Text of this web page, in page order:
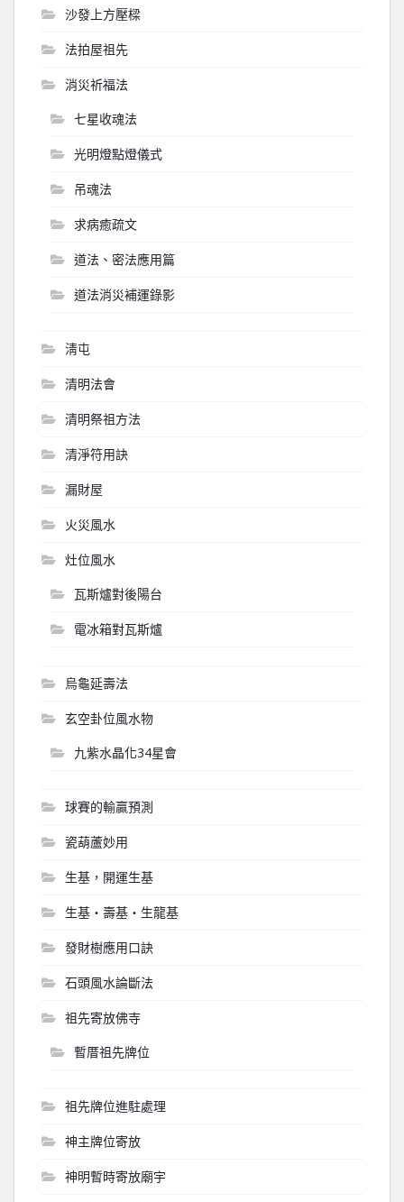
沙發上方壓樑
法拍屋祖先
消災祈福法
七星收魂法
光明燈點燈儀式
吊魂法
求病癒疏文
道法、密法應用篇
道法消災補運錄影
淸屯
清明法會
清明祭祖方法
清淨符用訣
漏財屋
火災風水
灶位風水
瓦斯爐對後陽台
電冰箱對瓦斯爐
烏龜延壽法
玄空卦位風水物
九紫水晶化34星會
球賽的輸贏預測
瓷葫蘆妙用
生基，開運生基
生基‧壽基‧生龍基
發財樹應用口訣
石頭風水論斷法
祖先寄放佛寺
暫厝祖先牌位
祖先牌位進駐處理
神主牌位寄放
神明暫時寄放廟宇